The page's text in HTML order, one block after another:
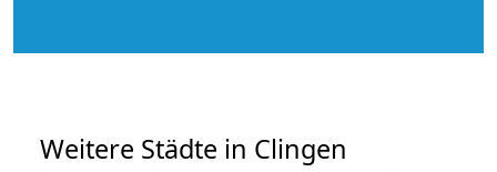
Weitere Städte in Clingen